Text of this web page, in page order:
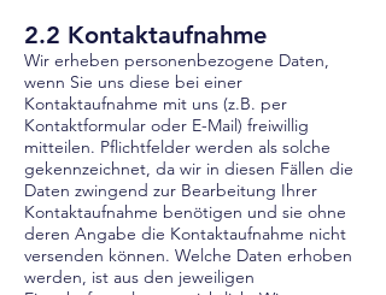
2.2 Kontaktaufnahme
Wir erheben personenbezogene Daten,
wenn Sie uns diese bei einer
Kontaktaufnahme mit uns (z.B. per
Kontaktformular oder E-Mail) freiwillig
mitteilen. Pflichtfelder werden als solche
gekennzeichnet, da wir in diesen Fällen die
Daten zwingend zur Bearbeitung Ihrer
Kontaktaufnahme benötigen und sie ohne
deren Angabe die Kontaktaufnahme nicht
versenden können. Welche Daten erhoben
werden, ist aus den jeweiligen